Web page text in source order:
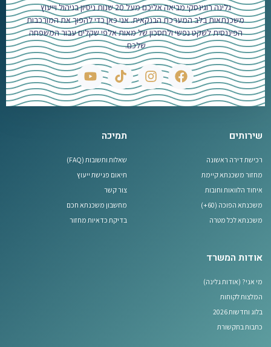
גלינה רוגינסקי מביאה אליכם מעל 20 שנות ניסיון בניהול וייעוץ
משכנתאות בלב המערכת הבנקאית. אני כאן כדי להפוך את המורכבות
הפיננסית לשקט נפשי ולחסכון של מאות אלפי שקלים עבור המשפחה
שלכם.
שירותים
רכישת דירה ראשונה
מחזור משכנתא קיימת
איחוד הלוואות וחובות
משכנתא הפוכה (60+)
משכנתא לכל מטרה
תמיכה
שאלות ותשובות (FAQ)
תיאום פגישת ייעוץ
צור קשר
מחשבון משכנתא חכם
בדיקת כדאיות מחזור
אודות המשרד
מי אני? (אודות גלינה)
המלצות לקוחות
בלוג וחדשות 2026
כתבות בתקשורת